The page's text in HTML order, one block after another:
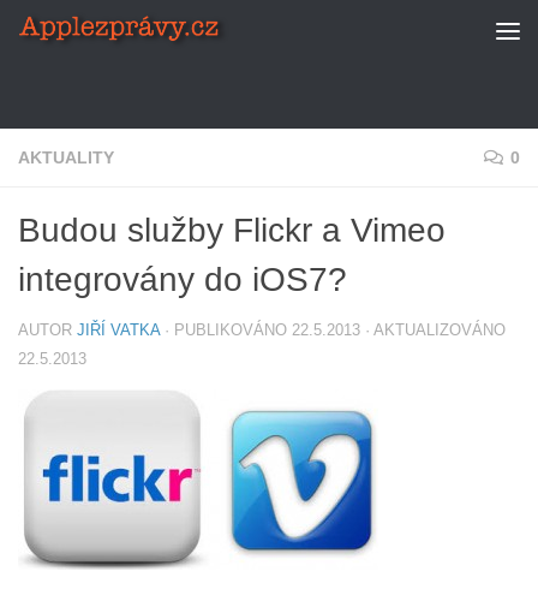
Skip to content
AKTUALITY 0
Budou služby Flickr a Vimeo
integrovány do iOS7?
AUTOR JIŘÍ VATKA · PUBLIKOVÁNO 22.5.2013 · AKTUALIZOVÁNO
22.5.2013